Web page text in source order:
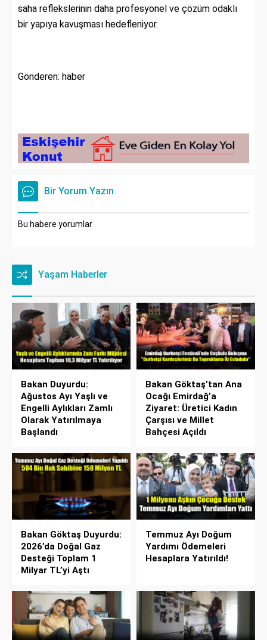
saha reflekslerinin daha profesyonel ve çözüm odaklı
bir yapıya kavuşması hedefleniyor.
Gönderen: haber
Bir Yorum Yazın
Bu habere yorumlar
Yaşam Haberler
Bakan Duyurdu:
Ağustos Ayı Yaşlı ve
Engelli Aylıkları Zamlı
Olarak Yatırılmaya
Başlandı
Bakan Göktaş’tan Ana
Ocağı Emirdağ’a
Ziyaret: Üretici Kadın
Çarşısı ve Millet
Bahçesi Açıldı
Bakan Göktaş Duyurdu:
2026’da Doğal Gaz
Desteği Toplam 1
Milyar TL’yi Aştı
Temmuz Ayı Doğum
Yardımı Ödemeleri
Hesaplara Yatırıldı!